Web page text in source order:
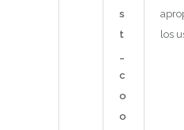
s
t
c
o
o
los